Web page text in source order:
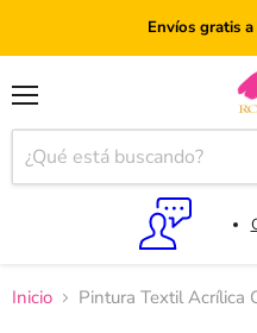
Envíos gratis
Inicio Pintura Textil Acrílica